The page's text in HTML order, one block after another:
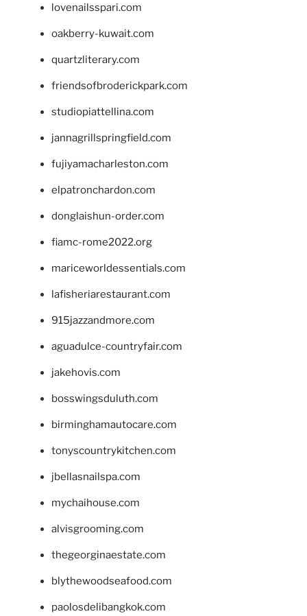
lovenailsspari.com
oakberry-kuwait.com
quartzliterary.com
friendsofbroderickpark.com
studiopiattellina.com
jannagrillspringfield.com
fujiyamacharleston.com
elpatronchardon.com
donglaishun-order.com
fiamc-rome2022.org
mariceworldessentials.com
lafisheriarestaurant.com
915jazzandmore.com
aguadulce-countryfair.com
jakehovis.com
bosswingsduluth.com
birminghamautocare.com
tonyscountrykitchen.com
jbellasnailspa.com
mychaihouse.com
alvisgrooming.com
thegeorginaestate.com
blythewoodseafood.com
paolosdelibangkok.com